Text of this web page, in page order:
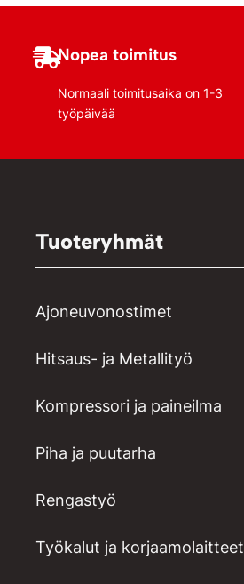
Nopea toimitus
Normaali toimitusaika on 1-3
työpäivää
Tuoteryhmät
Ajoneuvonostimet
Hitsaus- ja Metallityö
Kompressori ja paineilma
Piha ja puutarha
Rengastyö
Työkalut ja korjaamolaitteet